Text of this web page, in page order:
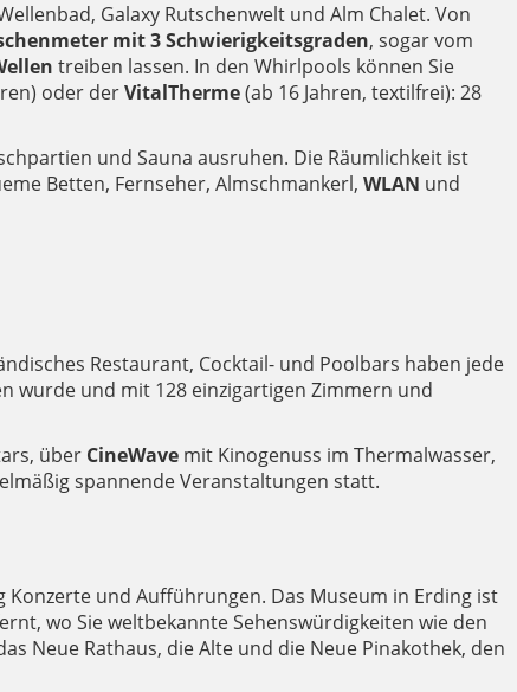
Galaxy Rutschenwelt und Alm Chalet. Von
mit 3 Schwierigkeitsgraden, sogar vom
treiben lassen. In den Whirlpools können Sie
oder derVitalTherme(ab 16 Jahren, textilfrei): 28
und Sauna ausruhen. Die Räumlichkeit ist
Betten, Fernseher, Almschmankerl, WLAN und
Restaurant, Cocktail- und Poolbars haben jede
wurde und mit 128 einzigartigen Zimmern und
über CineWave mit Kinogenuss im Thermalwasser,
spannende Veranstaltungen statt.
und Aufführungen. Das Museum in Erding ist
wo Sie weltbekannte Sehenswürdigkeiten wie den
Neue Rathaus, die Alte und die Neue Pinakothek, den